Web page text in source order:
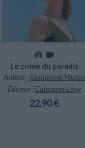
Le crime du paradis
Auteur : Guillaume Musso
Éditeur : Calmann-Lévy
22,90 €